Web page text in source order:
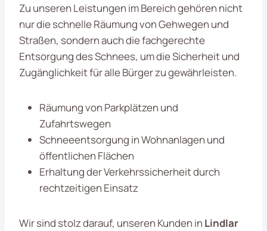
Zu unseren Leistungen im Bereich gehören nicht
nur die schnelle Räumung von Gehwegen und
Straßen, sondern auch die fachgerechte
Entsorgung des Schnees, um die Sicherheit und
Zugänglichkeit für alle Bürger zu gewährleisten.
Räumung von Parkplätzen und
Zufahrtswegen
Schneeentsorgung in Wohnanlagen und
öffentlichen Flächen
Erhaltung der Verkehrssicherheit durch
rechtzeitigen Einsatz
Wir sind stolz darauf, unseren Kunden in Lindlar